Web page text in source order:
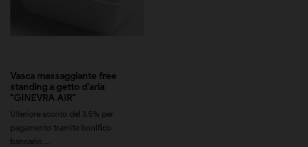
Vasca massaggiante free
standing a getto d'aria
"GINEVRA AIR"
Ulteriore sconto del 3,5% per
pagamento tramite bonifico
bancario....